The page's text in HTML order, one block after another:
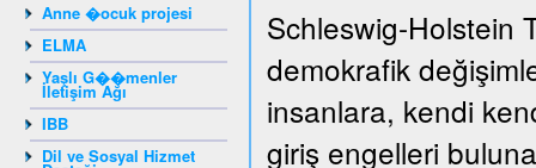
Anne �ocuk projesi
ELMA
Yaşlı G��menler
İletişim Ağı
IBB
Dil ve Sosyal Hizmet
Schleswig-Holstein
demokrafik
insanlara, kendi
giriş engelleri